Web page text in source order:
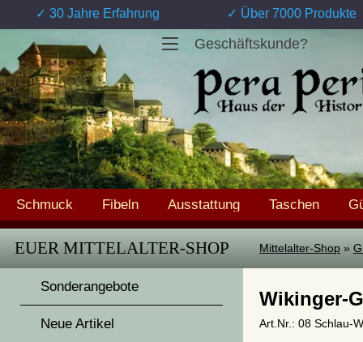
✓ 30 Jahre Erfahrung ✓ Über 7000 Produkte
Geschäftskunde?
Schmuck Fibeln Ausstattung Taschen
EUER MITTELALTER-SHOP
Sonderangebote
Neue Artikel
Mittelalter-Shop »
Wikinger-
Art.Nr.: 08 Schlau-